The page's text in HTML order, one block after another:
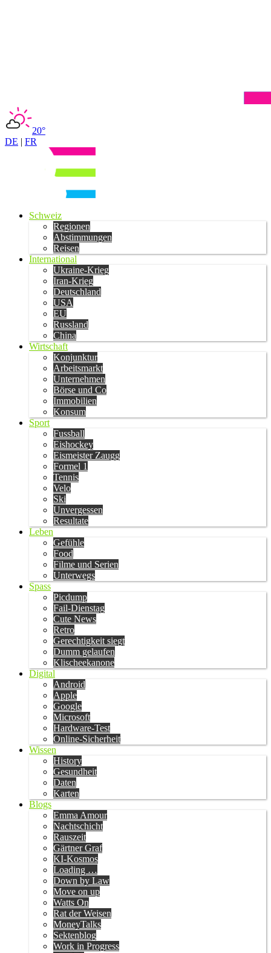
20°
DE | FR
Schweiz
Regionen
Abstimmungen
Reisen
International
Ukraine-Krieg
Iran-Krieg
Deutschland
USA
EU
Russland
China
Wirtschaft
Konjunktur
Arbeitsmarkt
Unternehmen
Börse und Co
Immobilien
Konsum
Sport
Fussball
Eishockey
Eismeister Zaugg
Formel 1
Tennis
Velo
Ski
Unvergessen
Resultate
Leben
Gefühle
Food
Filme und Serien
Unterwegs
Spass
Picdump
Fail-Dienstag
Cute News
Retro
Gerechtigkeit siegt
Dumm gelaufen
Klischeekanone
Digital
Android
Apple
Google
Microsoft
Hardware-Test
Online-Sicherheit
Wissen
History
Gesundheit
Daten
Karten
Blogs
Emma Amour
Nachtschicht
Rauszeit
Gärtner Graf
KI-Kosmos
Loading …
Down by Law
Move on up
Watts On
Rat der Weisen
MoneyTalks
Sektenblog
Work in Progress